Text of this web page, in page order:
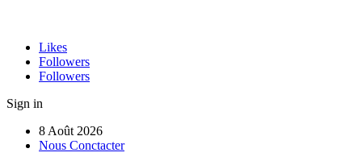
Likes
Followers
Followers
Sign in
8 Août 2026
Nous Conctacter